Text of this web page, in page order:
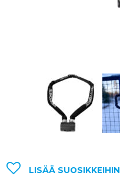
LISÄÄ SUOSIKKEIHIN